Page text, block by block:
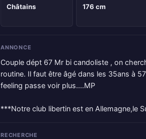
Châtains 176 cm
ANNONCE
Couple dépt 67 Mr bi candoliste , on
routine. Il faut être âgé dans les 35ans à
feeling passe voir plus....MP
***Notre club libertin est en Allemagne,le
RECHERCHE